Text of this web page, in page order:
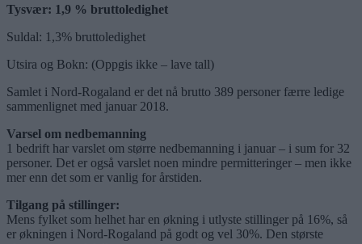
Tysvær: 1,9 % bruttoledighet
Suldal: 1,3% bruttoledighet
Utsira og Bokn: (Oppgis ikke – lave tall)
Samlet i Nord-Rogaland er det nå brutto 389 personer færre ledige
sammenlignet med januar 2018.
Varsel om nedbemanning
1 bedrift har varslet om større nedbemanning i januar – i sum for 32
personer. Det er også varslet noen mindre permitteringer – men ikke
mer enn det som er vanlig for årstiden.
Tilgang på stillinger:
Mens fylket som helhet har en økning i utlyste stillinger på 16%, så
er økningen i Nord-Rogaland på godt og vel 30%. Den største